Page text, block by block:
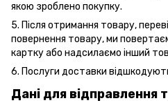
якою зроблено покупку.
5. Після отримання товару,
повернення товару, ми
картку або надсилаємо інший
6. Послуги доставки
Дані для відправлення